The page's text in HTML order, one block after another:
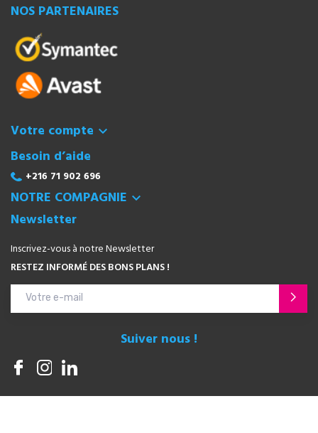
NOS PARTENAIRES
Votre compte 
Besoin d’aide
+216 71 902 696
NOTRE COMPAGNIE 
Newsletter
Inscrivez-vous à notre Newsletter
RESTEZ INFORMÉ DES BONS PLANS !
Suiver nous !